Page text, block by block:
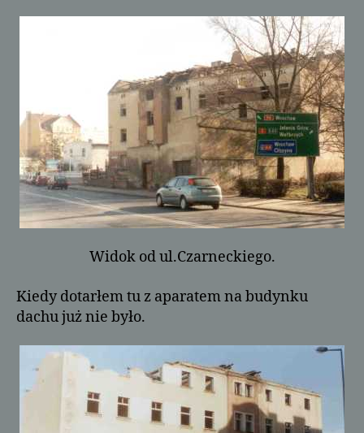
Widok od ul.Czarneckiego.
Kiedy dotarłem tu z aparatem na budynku
dachu już nie było.